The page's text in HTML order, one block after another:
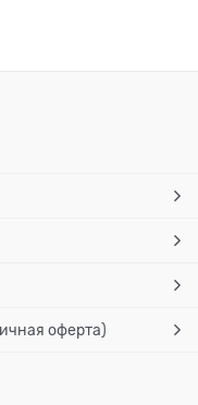
оферта)